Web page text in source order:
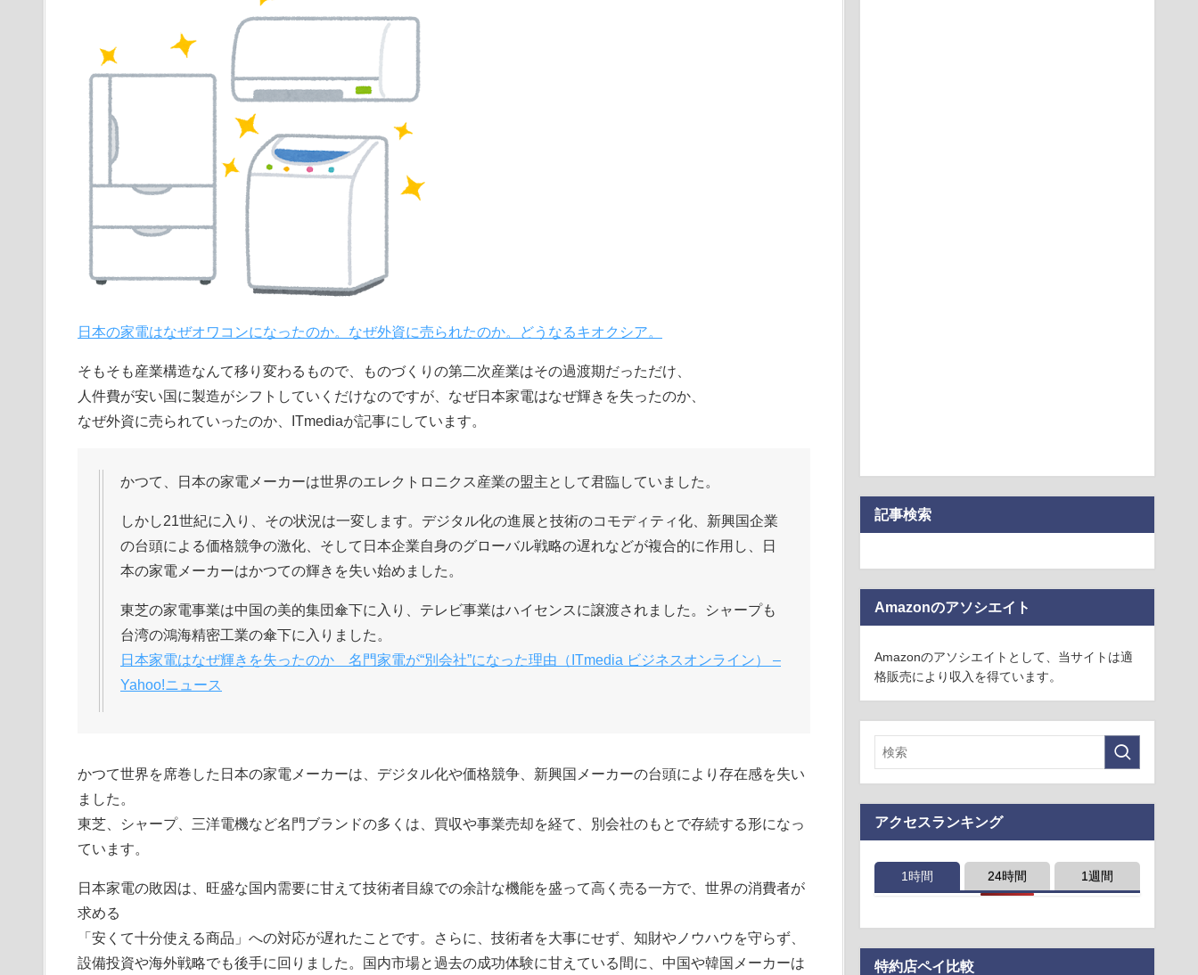
日本の家電はなぜオワコンになったのか。なぜ外資に売られたのか。どうなるキオクシア。
そもそも産業構造なんて移り変わるもので、ものづくりの第二次産業はその過渡期だっただけ、
人件費が安い国に製造がシフトしていくだけなのですが、なぜ日本家電はなぜ輝きを失ったのか、
なぜ外資に売られていったのか、ITmediaが記事にしています。
かつて、日本の家電メーカーは世界のエレクトロニクス産業の盟主として君臨していました。
しかし21世紀に入り、その状況は一変します。デジタル化の進展と技術のコモディティ化、新興国企業
の台頭による価格競争の激化、そして日本企業自身のグローバル戦略の遅れなどが複合的に作用し、日
本の家電メーカーはかつての輝きを失い始めました。
東芝の家電事業は中国の美的集団傘下に入り、テレビ事業はハイセンスに譲渡されました。シャープも
台湾の鴻海精密工業の傘下に入りました。
日本家電はなぜ輝きを失ったのか 名門家電が“別会社”になった理由（ITmedia ビジネスオンライン） –
Yahoo!ニュース
かつて世界を席巻した日本の家電メーカーは、デジタル化や価格競争、新興国メーカーの台頭により存在感を失い
ました。
東芝、シャープ、三洋電機など名門ブランドの多くは、買収や事業売却を経て、別会社のもとで存続する形になっ
ています。
日本家電の敗因は、旺盛な国内需要に甘えて技術者目線での余計な機能を盛って高く売る一方で、世界の消費者が
求める
「安くて十分使える商品」への対応が遅れたことです。さらに、技術者を大事にせず、知財やノウハウを守らず、
設備投資や海外戦略でも後手に回りました。国内市場と過去の成功体験に甘えている間に、中国や韓国メーカーは
記事検索
Amazonのアソシエイト
Amazonのアソシエイトとして、当サイトは適
格販売により収入を得ています。
アクセスランキング
1時間 24時間 1週間
特約店ペイ比較